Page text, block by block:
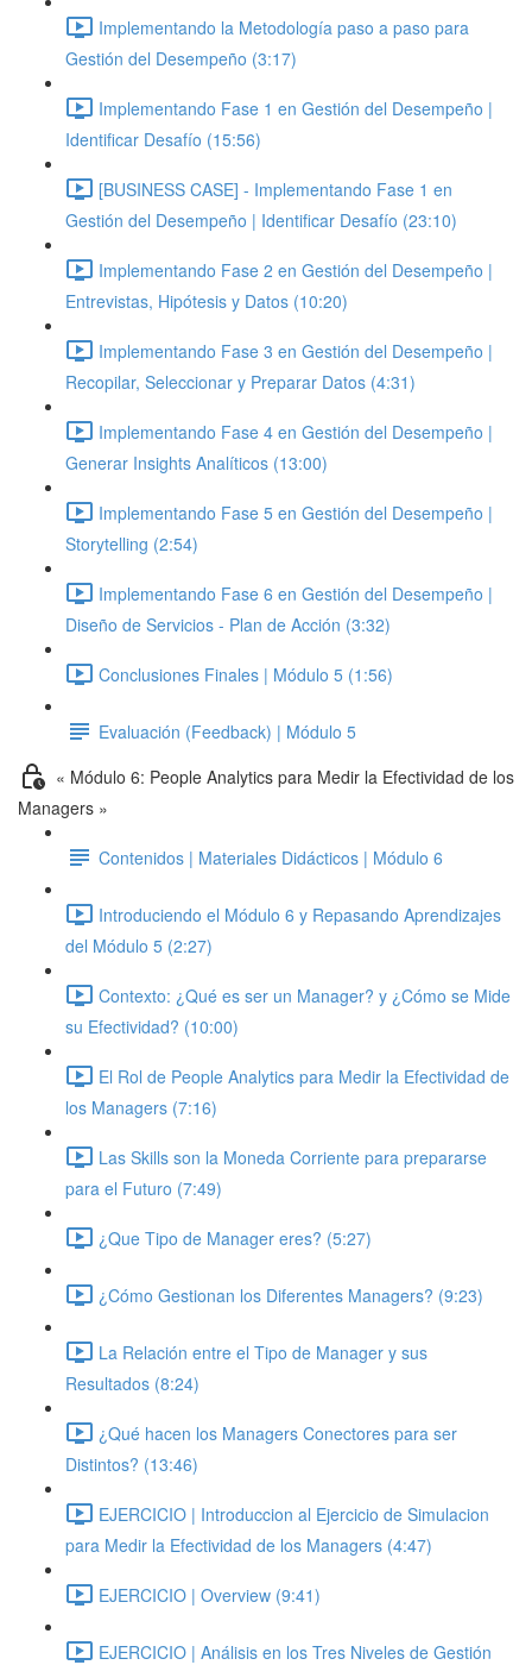
Implementando la Metodología paso a paso para
Gestión del Desempeño (3:17)
Implementando Fase 1 en Gestión del Desempeño |
Identificar Desafío (15:56)
[BUSINESS CASE] - Implementando Fase 1 en
Gestión del Desempeño | Identificar Desafío (23:10)
Implementando Fase 2 en Gestión del Desempeño |
Entrevistas, Hipótesis y Datos (10:20)
Implementando Fase 3 en Gestión del Desempeño |
Recopilar, Seleccionar y Preparar Datos (4:31)
Implementando Fase 4 en Gestión del Desempeño |
Generar Insights Analíticos (13:00)
Implementando Fase 5 en Gestión del Desempeño |
Storytelling (2:54)
Implementando Fase 6 en Gestión del Desempeño |
Diseño de Servicios - Plan de Acción (3:32)
Conclusiones Finales | Módulo 5 (1:56)
Evaluación (Feedback) | Módulo 5
« Módulo 6: People Analytics para Medir la Efectividad de los
Managers »
Contenidos | Materiales Didácticos | Módulo 6
Introduciendo el Módulo 6 y Repasando Aprendizajes
del Módulo 5 (2:27)
Contexto: ¿Qué es ser un Manager? y ¿Cómo se Mide
su Efectividad? (10:00)
El Rol de People Analytics para Medir la Efectividad de
los Managers (7:16)
Las Skills son la Moneda Corriente para prepararse
para el Futuro (7:49)
¿Que Tipo de Manager eres? (5:27)
¿Cómo Gestionan los Diferentes Managers? (9:23)
La Relación entre el Tipo de Manager y sus
Resultados (8:24)
¿Qué hacen los Managers Conectores para ser
Distintos? (13:46)
EJERCICIO | Introduccion al Ejercicio de Simulacion
para Medir la Efectividad de los Managers (4:47)
EJERCICIO | Overview (9:41)
EJERCICIO | Análisis en los Tres Niveles de Gestión